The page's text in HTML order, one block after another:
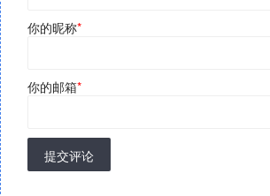
你的昵称*
你的邮箱*
提交评论